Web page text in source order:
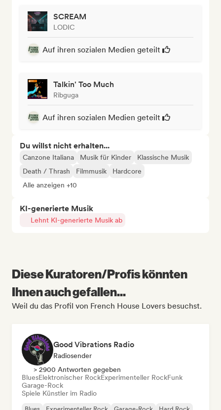
SCREAM
LODIC
Auf ihren sozialen Medien geteilt
Talkin' Too Much
Ribguga
Auf ihren sozialen Medien geteilt
Du willst nicht erhalten...
Canzone Italiana Musik für Kinder
Klassische Musik
Death / Thrash
Filmmusik
Hardcore
Alle anzeigen +10
KI-generierte Musik
Lehnt KI-generierte Musik ab
Diese Kuratoren/Profis könnten
Ihnen auch gefallen...
Weil du das Profil von French House Lovers besuchst.
Good Vibrations Radio
Radiosender
> 2900 Antworten gegeben
BluesElektronischer RockExperimenteller RockFunk
Garage-Rock
Spiele Künstler im Radio